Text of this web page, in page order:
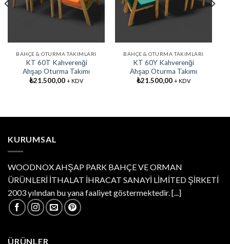
Ekle
BAHÇE & OTURMA TAKIMLARI
KT 60T Kahverenği
Ahşap Oturma Takımı
₺21.500,00 + KDV
Ekle
BAHÇE & OTURMA TAKIMLARI
KT 60Y Kahverenği
Ahşap Oturma Takımı
₺21.500,00 + KDV
KURUMSAL
WOODNOX AHŞAP PARK BAHÇE VE ORMAN
ÜRÜNLERİ İTHALAT İHRACAT SANAYİ LİMİTED ŞİRKETİ
2003 yılından bu yana faaliyet göstermektedir.[...]
ÜRÜNLER